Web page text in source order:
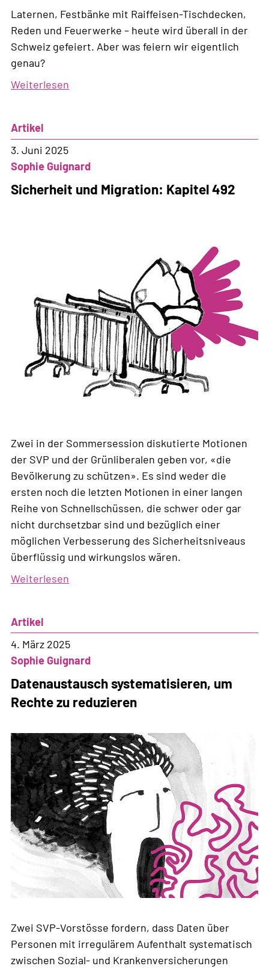
Laternen, Festbänke mit Raiffeisen-Tischdecken,
Reden und Feuerwerke – heute wird überall in der
Schweiz gefeiert. Aber was feiern wir eigentlich
genau?
Weiterlesen
Artikel
3. Juni 2025
Sophie Guignard
Sicherheit und Migration: Kapitel 492
Zwei in der Sommersession diskutierte Motionen
der SVP und der Grünliberalen geben vor, «die
Bevölkerung zu schützen». Es sind weder die
ersten noch die letzten Motionen in einer langen
Reihe von Schnellschüssen, die schwer oder gar
nicht durchsetzbar sind und bezüglich einer
möglichen Verbesserung des Sicherheitsniveaus
überflüssig und wirkungslos wären.
Weiterlesen
Kapitel
492
Artikel
4. März 2025
Sophie Guignard
Datenaustausch systematisieren, um
Rechte zu reduzieren
Zwei SVP-Vorstösse fordern, dass Daten über
Personen mit irregulärem Aufenthalt systematisch
zwischen Sozial- und Krankenversicherungen